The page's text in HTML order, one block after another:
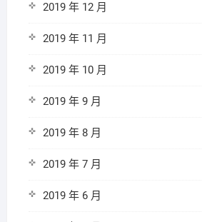
2019 年 12 月
2019 年 11 月
2019 年 10 月
2019 年 9 月
2019 年 8 月
2019 年 7 月
2019 年 6 月